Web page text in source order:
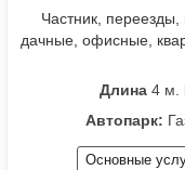
Частник, переезды,
дачные, офисные,
Длина4 м.
Автопарк:
Основные